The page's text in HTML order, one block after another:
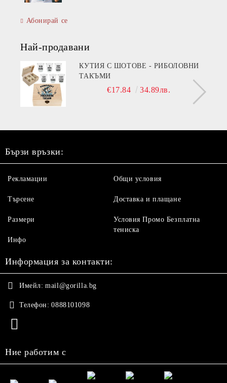
Абонирай се
Най-продавани
КУТИЯ С ШОТОВЕ - РИБОЛОВНИ
ТАКЪМИ
€17.84 34.89лв.
Бързи връзки:
Рекламации
Търсене
Размери
Инфо
Общи условия
Доставка и плащане
Условия Промо Безплатна
тениска
Информация за контакти:
Имейл: mail@gorilla.bg
Телефон: 0888101098
Ние работим с